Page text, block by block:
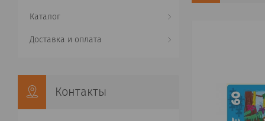
Каталог
Доставка и оплата
Контакты